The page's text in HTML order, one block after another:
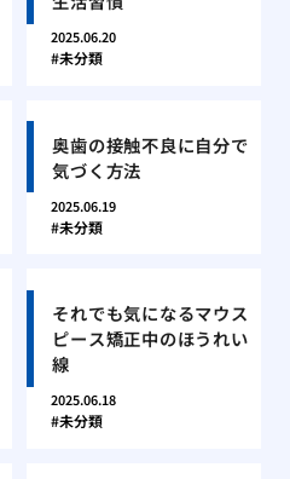
2025.06.20
未分類
奥歯の接触不良に自分で
気づく方法
2025.06.19
未分類
それでも気になるマウス
ピース矯正中のほうれい
線
2025.06.18
未分類